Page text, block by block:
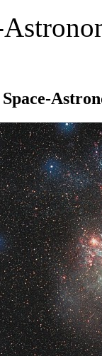
Space-